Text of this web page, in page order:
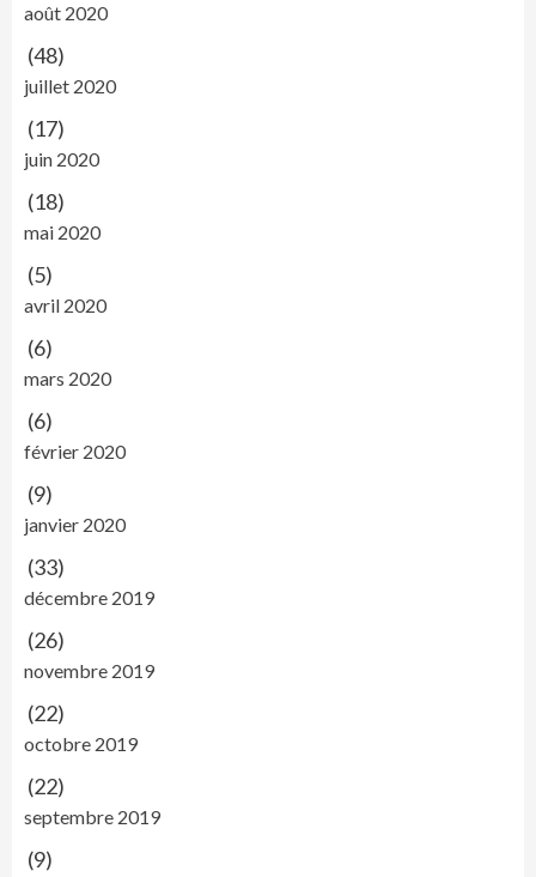
août 2020
(48)
juillet 2020
(17)
juin 2020
(18)
mai 2020
(5)
avril 2020
(6)
mars 2020
(6)
février 2020
(9)
janvier 2020
(33)
décembre 2019
(26)
novembre 2019
(22)
octobre 2019
(22)
septembre 2019
(9)